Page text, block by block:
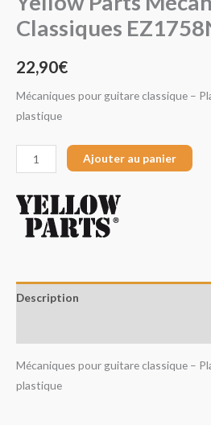
Classiques
22,90€
Mécaniques pour guitare classique –
plastique
Ajouter au panier
Description
Mécaniques pour guitare classique –
plastique